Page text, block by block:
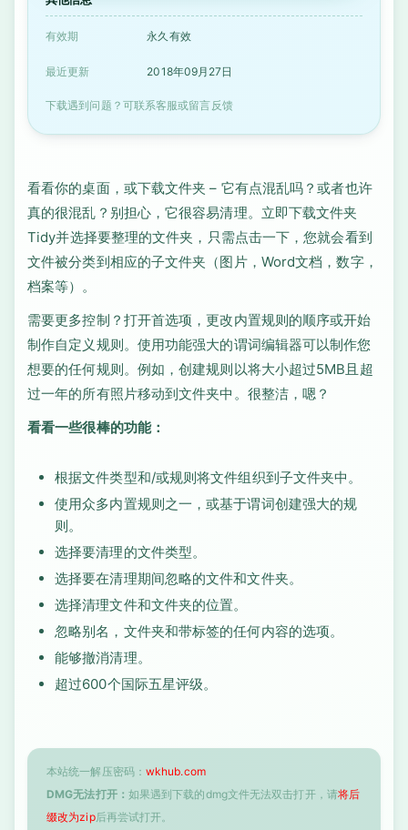
有效期 永久有效
最近更新 2018年09月27日
下载遇到问题？可联系客服或留言反馈
看看你的桌面，或下载文件夹 – 它有点混乱吗？或者也许
真的很混乱？别担心，它很容易清理。立即下载文件夹
Tidy并选择要整理的文件夹，只需点击一下，您就会看到
文件被分类到相应的子文件夹（图片，Word文档，数字，
档案等）。
需要更多控制？打开首选项，更改内置规则的顺序或开始
制作自定义规则。使用功能强大的谓词编辑器可以制作您
想要的任何规则。例如，创建规则以将大小超过5MB且超
过一年的所有照片移动到文件夹中。很整洁，嗯？
看看一些很棒的功能：
根据文件类型和/或规则将文件组织到子文件夹中。
使用众多内置规则之一，或基于谓词创建强大的规
则。
选择要清理的文件类型。
选择要在清理期间忽略的文件和文件夹。
选择清理文件和文件夹的位置。
忽略别名，文件夹和带标签的任何内容的选项。
能够撤消清理。
超过600个国际五星评级。
本站统一解压密码： wkhub.com
DMG无法打开： 如果遇到下载的dmg文件无法双击打开，请将后
缀改为zip后再尝试打开。